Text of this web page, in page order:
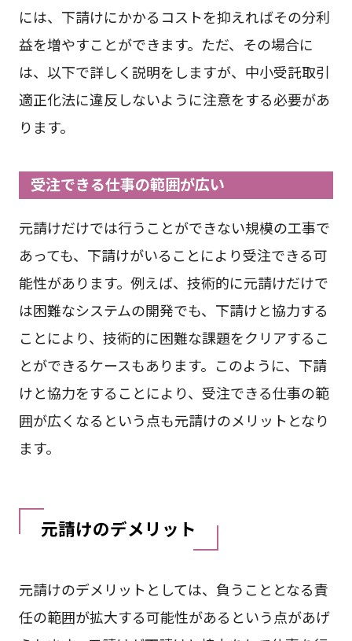
には、下請けにかかるコストを抑えればその分利
益を増やすことができます。ただ、その場合に
は、以下で詳しく説明をしますが、中小受託取引
適正化法に違反しないように注意をする必要があ
ります。
受注できる仕事の範囲が広い
元請けだけでは行うことができない規模の工事で
あっても、下請けがいることにより受注できる可
能性があります。例えば、技術的に元請けだけで
は困難なシステムの開発でも、下請けと協力する
ことにより、技術的に困難な課題をクリアするこ
とができるケースもあります。このように、下請
けと協力をすることにより、受注できる仕事の範
囲が広くなるという点も元請けのメリットとなり
ます。
元請けのデメリット
元請けのデメリットとしては、負うこととなる責
任の範囲が拡大する可能性があるという点があげ